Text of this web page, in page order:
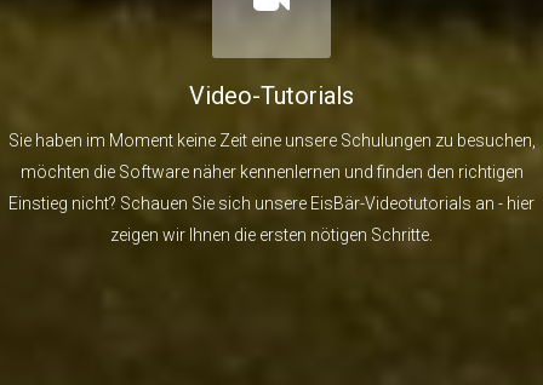
Video-Tutorials
Sie haben im Moment keine Zeit eine unsere Schulungen zu besuchen,
möchten die Software näher kennenlernen und finden den richtigen
Einstieg nicht? Schauen Sie sich unsere EisBär-Videotutorials an - hier
zeigen wir Ihnen die ersten nötigen Schritte.